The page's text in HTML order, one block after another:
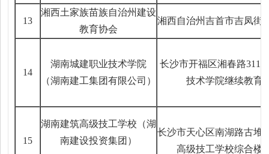
13
湘西土家族苗族自治州建设
教育协会
湘西自治州吉首市吉凤街
14
湖南城建职业技术学院
（湖南建工集团有限公司）
长沙市开福区湘春路311
技术学院继续教育
15
湖南建筑高级技工学校（湖
南建设投资集团）
长沙市天心区南湖路古堆
高级技工学校综合楼